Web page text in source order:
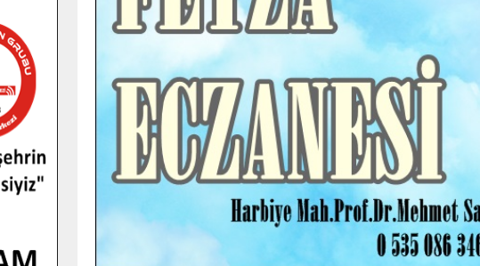
GENÇLER PUSULA MARAŞ KAMPINDA
YENI MEDYA VE FOTOĞRAFÇILIĞI
KEŞFETTI.